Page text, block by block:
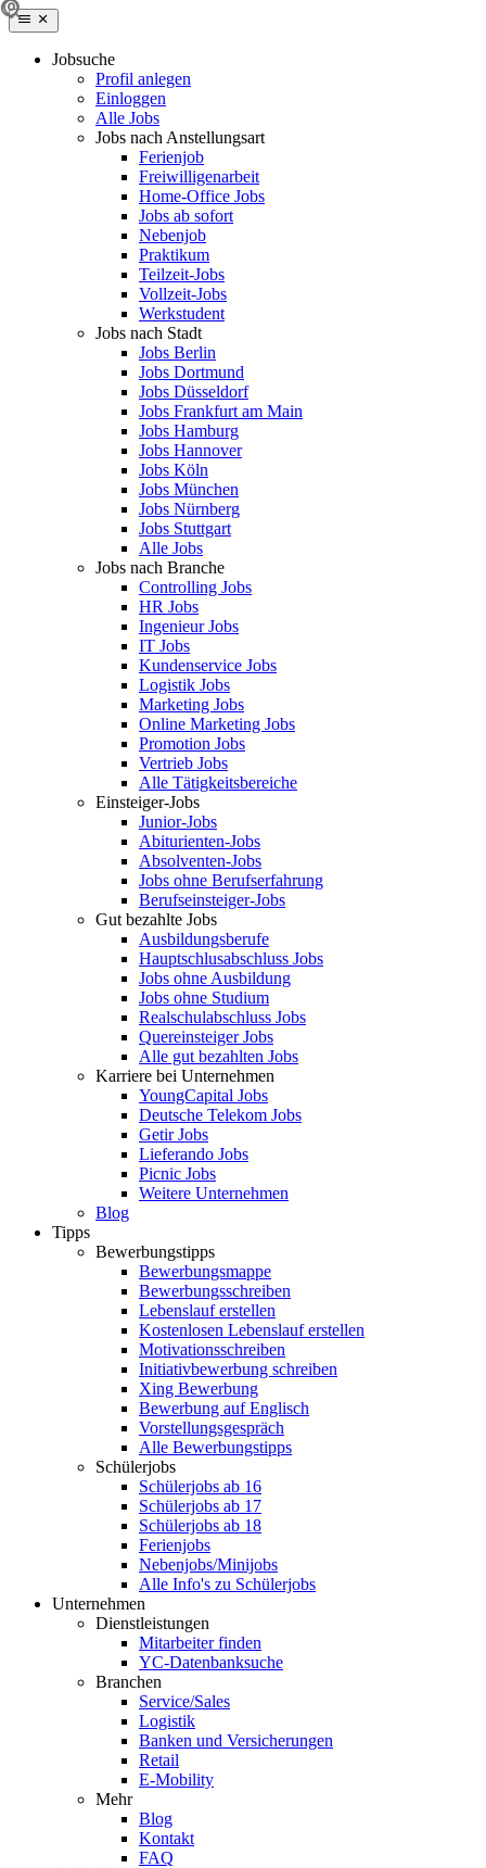
Jobsuche
Profil anlegen
Einloggen
Alle Jobs
Jobs nach Anstellungsart
Ferienjob
Freiwilligenarbeit
Home-Office Jobs
Jobs ab sofort
Nebenjob
Praktikum
Teilzeit-Jobs
Vollzeit-Jobs
Werkstudent
Jobs nach Stadt
Jobs Berlin
Jobs Dortmund
Jobs Düsseldorf
Jobs Frankfurt am Main
Jobs Hamburg
Jobs Hannover
Jobs Köln
Jobs München
Jobs Nürnberg
Jobs Stuttgart
Alle Jobs
Jobs nach Branche
Controlling Jobs
HR Jobs
Ingenieur Jobs
IT Jobs
Kundenservice Jobs
Logistik Jobs
Marketing Jobs
Online Marketing Jobs
Promotion Jobs
Vertrieb Jobs
Alle Tätigkeitsbereiche
Einsteiger-Jobs
Junior-Jobs
Abiturienten-Jobs
Absolventen-Jobs
Jobs ohne Berufserfahrung
Berufseinsteiger-Jobs
Gut bezahlte Jobs
Ausbildungsberufe
Hauptschlusabschluss Jobs
Jobs ohne Ausbildung
Jobs ohne Studium
Realschulabschluss Jobs
Quereinsteiger Jobs
Alle gut bezahlten Jobs
Karriere bei Unternehmen
YoungCapital Jobs
Deutsche Telekom Jobs
Getir Jobs
Lieferando Jobs
Picnic Jobs
Weitere Unternehmen
Blog
Tipps
Bewerbungstipps
Bewerbungsmappe
Bewerbungsschreiben
Lebenslauf erstellen
Kostenlosen Lebenslauf erstellen
Motivationsschreiben
Initiativbewerbung schreiben
Xing Bewerbung
Bewerbung auf Englisch
Vorstellungsgespräch
Alle Bewerbungstipps
Schülerjobs
Schülerjobs ab 16
Schülerjobs ab 17
Schülerjobs ab 18
Ferienjobs
Nebenjobs/Minijobs
Alle Info's zu Schülerjobs
Unternehmen
Dienstleistungen
Mitarbeiter finden
YC-Datenbanksuche
Branchen
Service/Sales
Logistik
Banken und Versicherungen
Retail
E-Mobility
Mehr
Blog
Kontakt
FAQ